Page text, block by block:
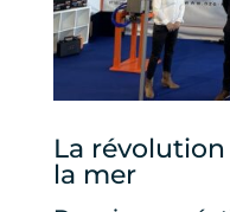
La révolution
la mer